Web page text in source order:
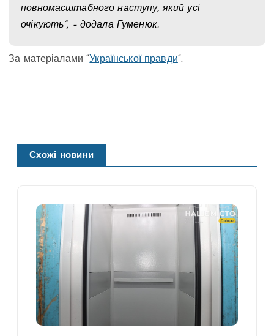
повномасштабного наступу, який усі
очікують”, – додала Гуменюк.
За матеріалами “Української правди“.
Схожі новини